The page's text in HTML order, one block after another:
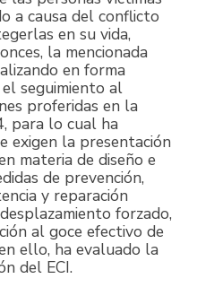
a causa del conflicto
en su vida,
la mencionada
en forma
seguimiento al
proferidas en la
para lo cual ha
exigen la presentación
materia de diseño e
de prevención,
y reparación
forzado,
al goce efectivo de
ello, ha evaluado la
del ECI.